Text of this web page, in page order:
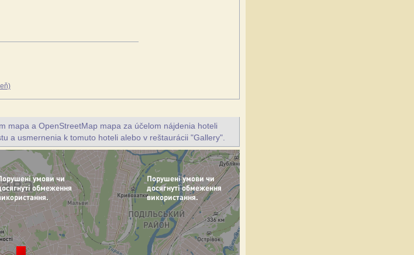
mapa a OpenStreetMap mapa za účelom nájdenia hoteli
a usmernenia k tomuto hoteli alebo v reštaurácii "Gallery".